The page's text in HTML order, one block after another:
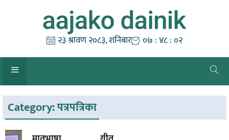
२३ श्रावण २०८३, शनिबार ०७ : ४८ : ०२
Category:पत्रपत्रिका